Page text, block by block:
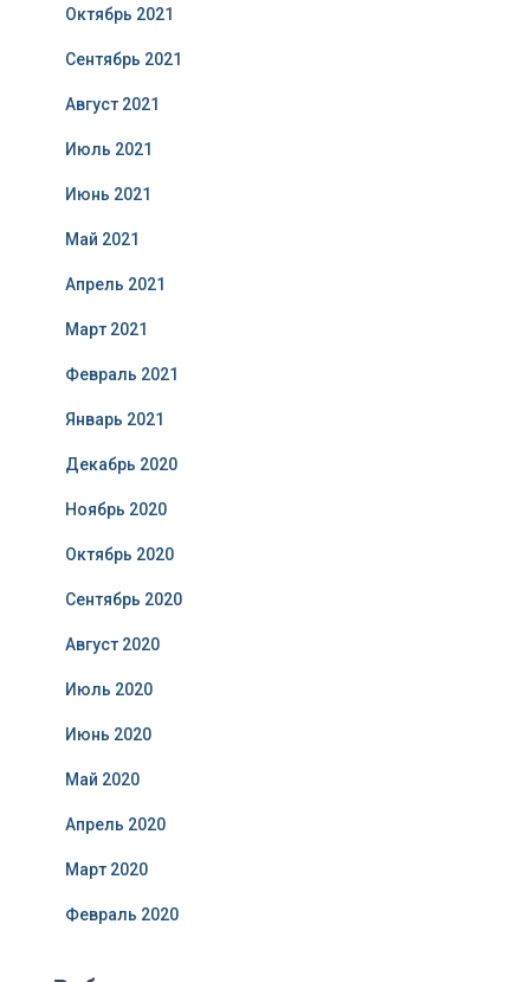
Октябрь 2021
Сентябрь 2021
Август 2021
Июль 2021
Июнь 2021
Май 2021
Апрель 2021
Март 2021
Февраль 2021
Январь 2021
Декабрь 2020
Ноябрь 2020
Октябрь 2020
Сентябрь 2020
Август 2020
Июль 2020
Июнь 2020
Май 2020
Апрель 2020
Март 2020
Февраль 2020